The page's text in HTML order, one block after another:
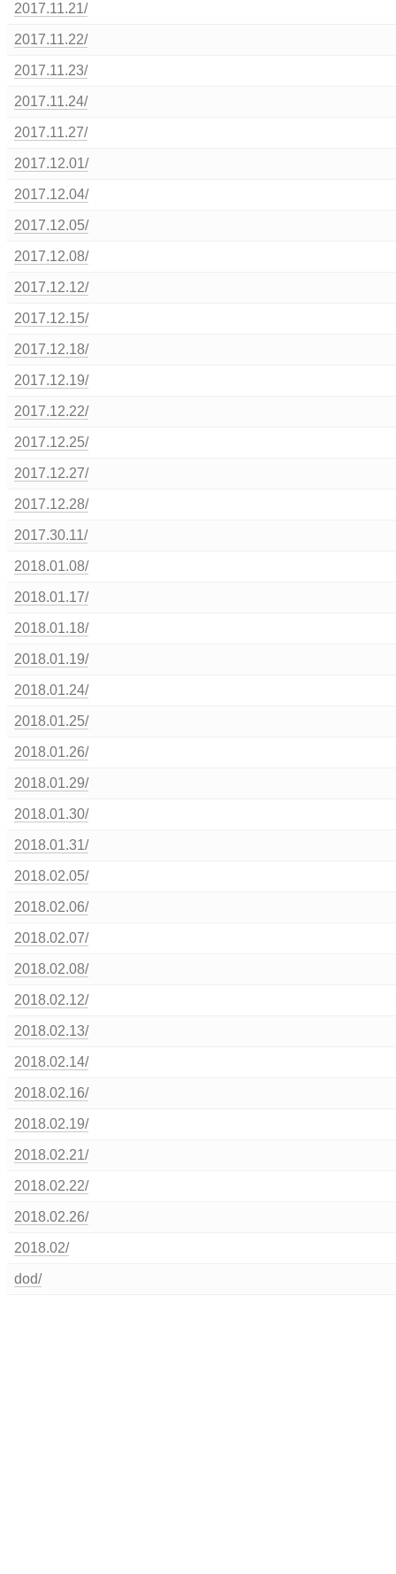
2017.11.21/
2017.11.22/
2017.11.23/
2017.11.24/
2017.11.27/
2017.12.01/
2017.12.04/
2017.12.05/
2017.12.08/
2017.12.12/
2017.12.15/
2017.12.18/
2017.12.19/
2017.12.22/
2017.12.25/
2017.12.27/
2017.12.28/
2017.30.11/
2018.01.08/
2018.01.17/
2018.01.18/
2018.01.19/
2018.01.24/
2018.01.25/
2018.01.26/
2018.01.29/
2018.01.30/
2018.01.31/
2018.02.05/
2018.02.06/
2018.02.07/
2018.02.08/
2018.02.12/
2018.02.13/
2018.02.14/
2018.02.16/
2018.02.19/
2018.02.21/
2018.02.22/
2018.02.26/
2018.02/
dod/